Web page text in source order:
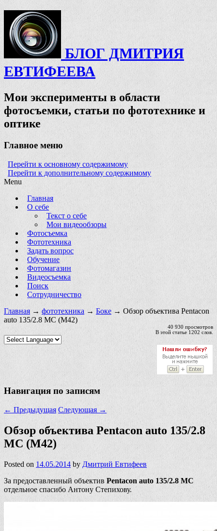
БЛОГ ДМИТРИЯ
ЕВТИФЕЕВА
Мои эксперименты в области
фотосъемки, статьи по фототехнике и
оптике
Главное меню
Перейти к основному содержимому
Перейти к дополнительному содержимому
Menu
Главная
О себе
Текст о себе
Мои видеообзоры
Фотосъемка
Фототехника
Задать вопрос
Обучение
Фотомагазин
Видеосъемка
Поиск
Сотрудничество
Главная → фототехника → Боке → Обзор объектива Pentacon
auto 135/2.8 MC (М42)
40 930 просмотров
В этой статье 1202 слов.
Навигация по записям
← Предыдущая Следующая →
Обзор объектива Pentacon auto 135/2.8
MC (М42)
Posted on 14.05.2014 by Дмитрий Евтифеев
За предоставленный объектив Pentacon auto 135/2.8 MC
отдельное спасибо Антону Степихову.